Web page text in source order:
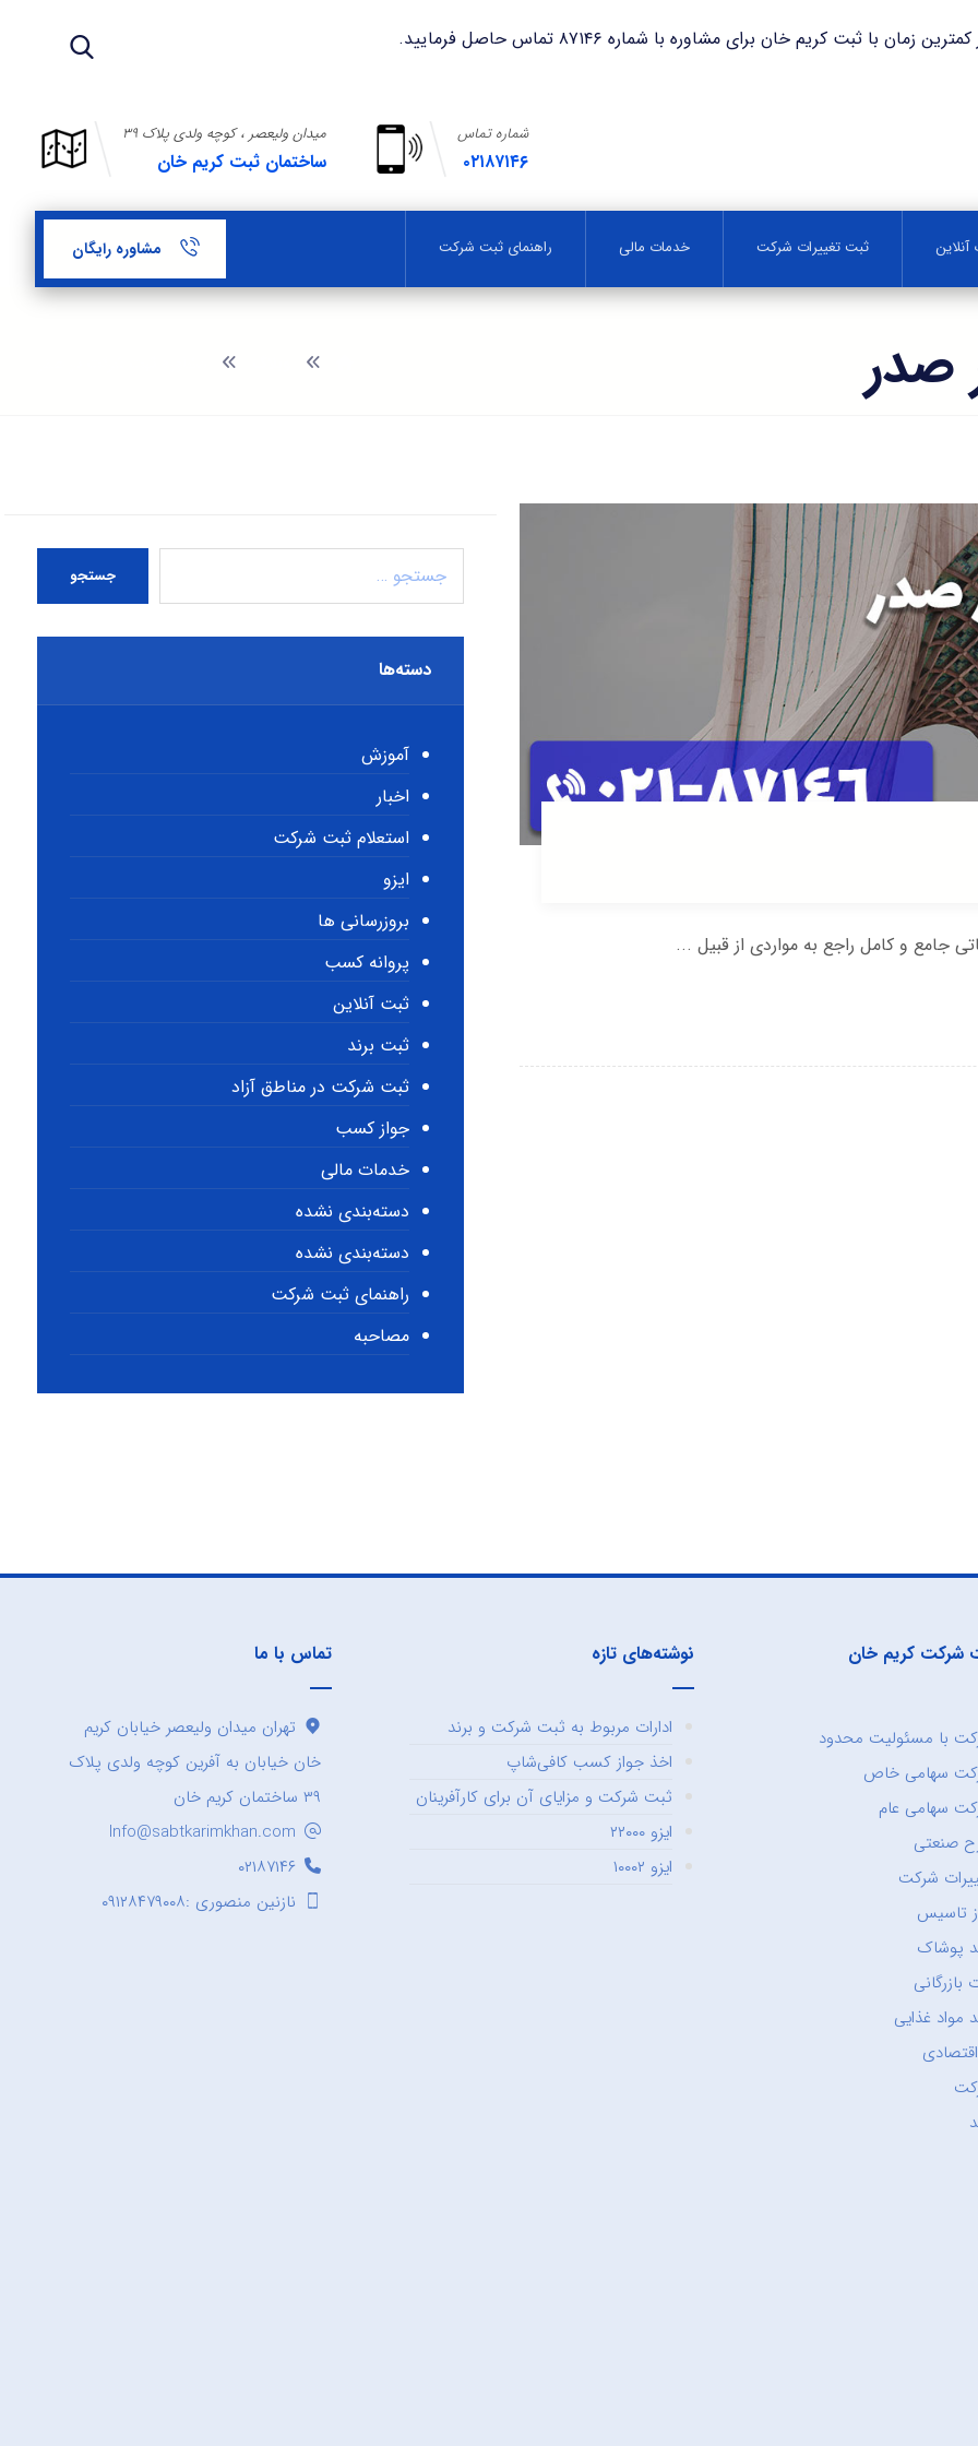
کریم خان برای مشاوره با شماره ۸۷۱۴۶ تماس حاصل فرمایید.
میدان ولیعصر ، کوچه ولدی پلاک ۳۹
ساختمان ثبت کریم خان
شماره تماس
۰۲۱۸۷۱۴۶
ثبت تغییرات شرکت خدمات مالی راهنمای ثبت شرکت مشاوره رایگان
صدر
جامع و کامل راجع به مواردی از قبیل ...
جستجو
دسته‌ها
آموزش
اخبار
استعلام ثبت شرکت
ایزو
بروزرسانی ها
پروانه کسب
ثبت آنلاین
ثبت برند
ثبت شرکت در مناطق آزاد
جواز کسب
خدمات مالی
دسته‌بندی نشده
دسته‌بندی نشده
راهنمای ثبت شرکت
مصاحبه
شرکت کریم خان
با مسئولیت محدود
سهامی خاص
سهامی عام
صنعتی
شرکت
تاسیس
پوشاک
بازرگانی
مواد غذایی
نوشته‌های تازه
ادارات مربوط به ثبت شرکت و برند
اخذ جواز کسب کافی‌شاپ
ثبت شرکت و مزایای آن برای کارآفرینان
ایزو ۲۲۰۰۰
ایزو ۱۰۰۰۲
تماس با ما
تهران میدان ولیعصر خیابان کریم
خان خیابان به آفرین کوچه ولدی پلاک
۳۹ ساختمان کریم خان
Info@sabtkarimkhan.com
۰۲۱۸۷۱۴۶
نازنین منصوری :۰۹۱۲۸۴۷۹۰۰۸